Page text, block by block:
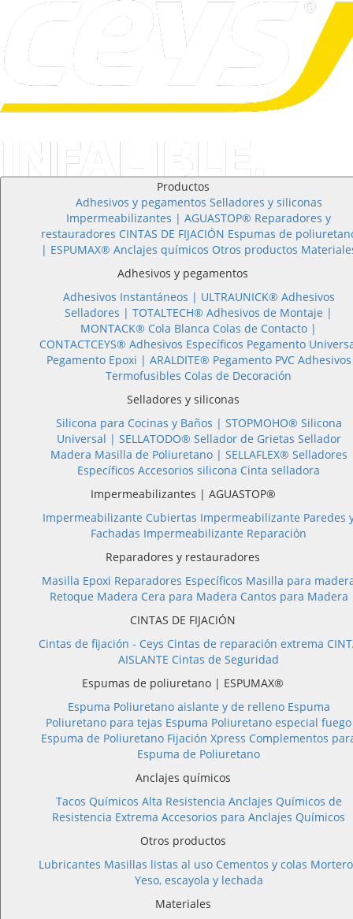
Productos
Adhesivos y pegamentos Selladores y siliconas
Impermeabilizantes | AGUASTOP® Reparadores y
restauradores CINTAS DE FIJACIÓN Espumas de
| ESPUMAX® Anclajes químicos Otros productos
Adhesivos y pegamentos
Adhesivos Instantáneos | ULTRAUNICK® Adhesivos
Selladores | TOTALTECH®
Adhesivos de Montaje |
MONTACK® Cola Blanca
Colas de Contacto |
CONTACTCEYS® Adhesivos Específicos Pegamento
Pegamento Epoxi | ARALDITE® Pegamento PVC Adhesivos
Termofusibles Colas de Decoración
Selladores y siliconas
Silicona para Cocinas y Baños | STOPMOHO® Silicona
Universal | SELLATODO® Sellador de Grietas Sellador
Madera
Masilla de Poliuretano | SELLAFLEX® Selladores
Específicos Accesorios silicona Cinta selladora
Impermeabilizantes | AGUASTOP®
Impermeabilizante Cubiertas Impermeabilizante Paredes
Fachadas Impermeabilizante Reparación
Reparadores y restauradores
Masilla Epoxi Reparadores Específicos Masilla para
Retoque Madera Cera para Madera Cantos para Madera
CINTAS DE FIJACIÓN
Cintas de fijación - Ceys Cintas de reparación extrema
AISLANTE Cintas de Seguridad
Espumas de poliuretano | ESPUMAX®
Espuma Poliuretano aislante y de relleno Espuma
Poliuretano para tejas Espuma Poliuretano especial fuego
Espuma de Poliuretano Fijación Xpress Complementos
Espuma de Poliuretano
Anclajes químicos
Tacos Químicos Alta Resistencia Anclajes Químicos de
Resistencia Extrema Accesorios para Anclajes Químicos
Otros productos
Lubricantes Masillas listas al uso Cementos y colas
Yeso, escayola y lechada
Materiales